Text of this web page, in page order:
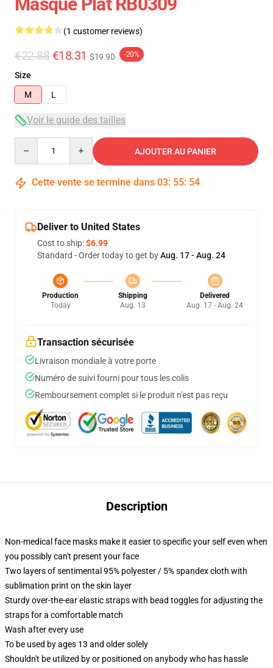
(1 customer reviews)
€22.88 €18.31 $19.90 -20%
Size
M
L
Voir le guide des tailles
AJOUTER AU PANIER
Cette vente se termine dans 03: 55: 54
Deliver to United States
Cost to ship:$6.99
Standard - Order today to get byAug. 17 - Aug. 24
Production
Today
Shipping
Aug. 13
Delivered
Aug. 17 - Aug. 24
Transaction sécurisée
Livraison mondiale à votre porte
Numéro de suivi fourni pour tous les colis
Remboursement complet si le produit n'est pas reçu
Description
Non-medical face masks make it easier to specific your self even when
you possibly can't present your face
Two layers of sentimental 95% polyester / 5% spandex cloth with
sublimation print on the skin layer
Sturdy over-the-ear elastic straps with bead toggles for adjusting the
straps for a comfortable match
Wash after every use
To be used by ages 13 and older solely
Shouldn't be utilized by or positioned on anybody who has hassle